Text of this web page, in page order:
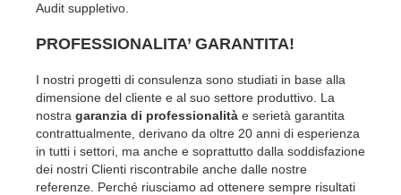
Audit suppletivo.
PROFESSIONALITA’ GARANTITA!
I nostri progetti di consulenza sono studiati in base alla
dimensione del cliente e al suo settore produttivo. La
nostra garanzia di professionalità e serietà garantita
contrattualmente, derivano da oltre 20 anni di esperienza
in tutti i settori, ma anche e soprattutto dalla soddisfazione
dei nostri Clienti riscontrabile anche dalle nostre
referenze. Perché riusciamo ad ottenere sempre risultati